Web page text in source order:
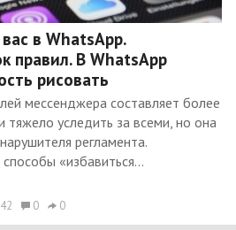
в WhatsApp.
правил. В WhatsApp
рисовать
мессенджера составляет более
уследить за всеми, но она
регламента.
«избавиться...
0 0